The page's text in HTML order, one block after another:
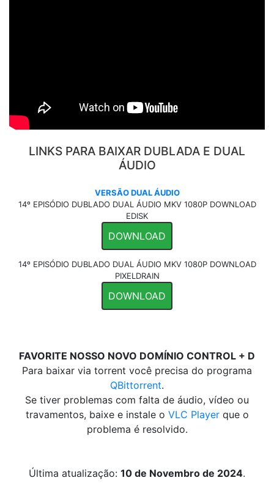
LINKS PARA BAIXAR DUBLADA E DUAL
ÁUDIO
VERSÃO DUAL ÁUDIO
14º EPISÓDIO DUBLADO DUAL ÁUDIO MKV 1080P DOWNLOAD
EDISK
DOWNLOAD
14º EPISÓDIO DUBLADO DUAL ÁUDIO MKV 1080P DOWNLOAD
PIXELDRAIN
DOWNLOAD
FAVORITE NOSSO NOVO DOMÍNIO CONTROL + D
Para baixar via torrent você precisa do programa
QBittorrent.
Se tiver problemas com falta de áudio, vídeo ou
travamentos, baixe e instale o VLC Playerque o
problema é resolvido.
Última atualização: 10 de Novembro de 2024.